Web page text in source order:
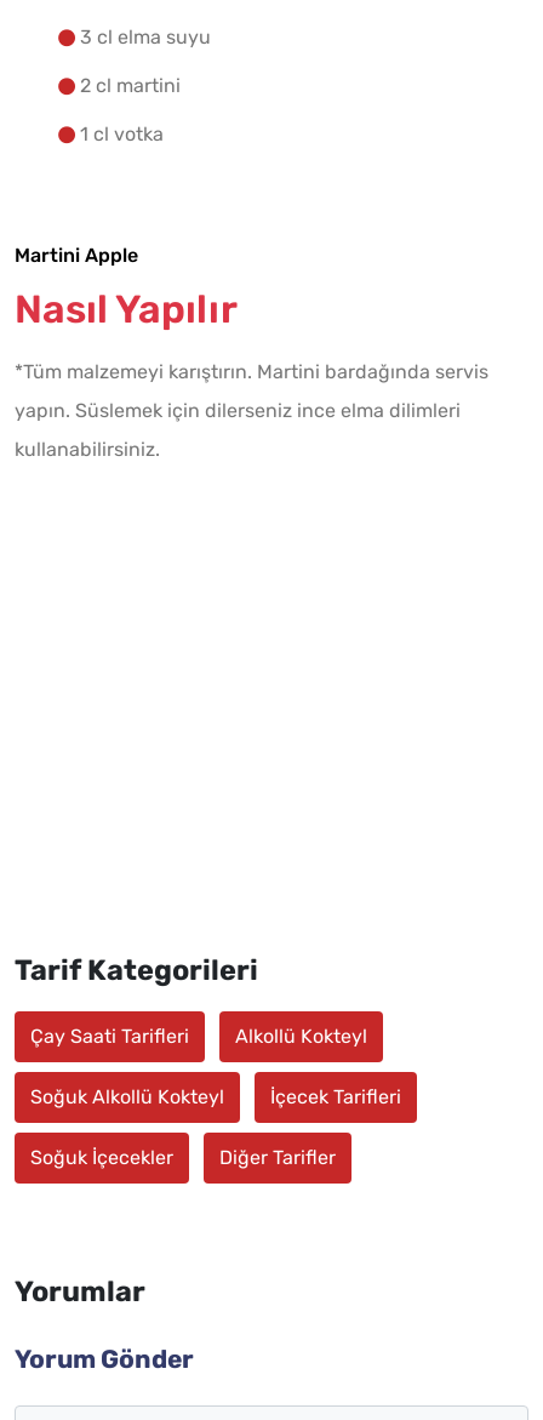
3 cl elma suyu
2 cl martini
1 cl votka
Martini Apple
Nasıl Yapılır
*Tüm malzemeyi karıştırın. Martini bardağında servis
yapın. Süslemek için dilerseniz ince elma dilimleri
kullanabilirsiniz.
Tarif Kategorileri
Çay Saati Tarifleri Alkollü Kokteyl
Soğuk Alkollü Kokteyl İçecek Tarifleri
Soğuk İçecekler Diğer Tarifler
Yorumlar
Yorum Gönder